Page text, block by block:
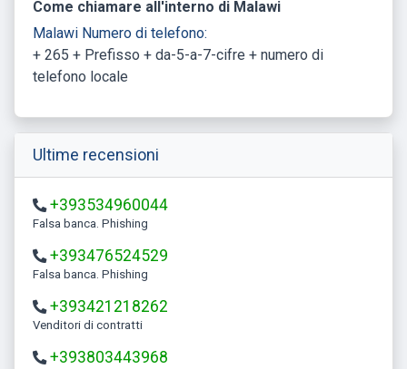
Come chiamare all'interno di Malawi
Malawi Numero di telefono:
+ 265 + Prefisso + da-5-a-7-cifre + numero di
telefono locale
Ultime recensioni
+393534960044
Falsa banca. Phishing
+393476524529
Falsa banca. Phishing
+393421218262
Venditori di contratti
+393803443968